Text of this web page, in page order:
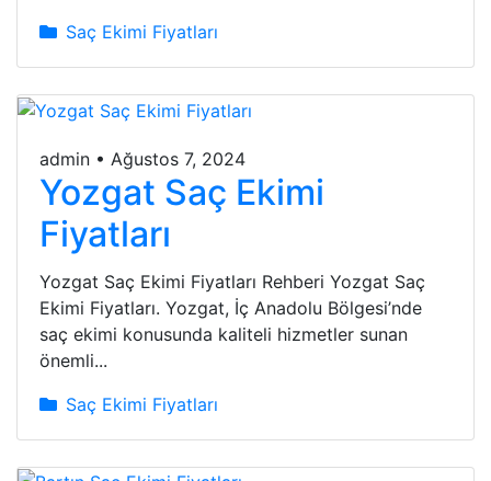
Saç Ekimi Fiyatları
admin • Ağustos 7, 2024
Yozgat Saç Ekimi
Fiyatları
Yozgat Saç Ekimi Fiyatları Rehberi Yozgat Saç
Ekimi Fiyatları. Yozgat, İç Anadolu Bölgesi’nde
saç ekimi konusunda kaliteli hizmetler sunan
önemli...
Saç Ekimi Fiyatları